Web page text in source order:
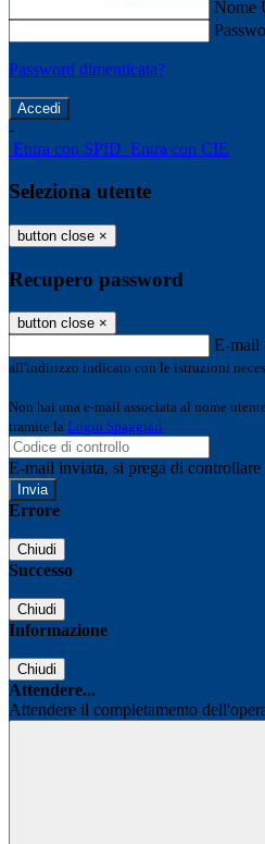
Nome
Password dimenticata?
-
Entra con SPID Entra con CIE
Seleziona utente
button close ×
Recupero password
button close ×
E-mail
all'indirizzo indicato con le istruzioni
Non hai una e-mail associata al nome
tramite la Login Spaggiari
E-mail inviata, si prega di controllare
Errore
Chiudi
Successo
Chiudi
Informazione
Chiudi
Attendere...
Attendere il completamento